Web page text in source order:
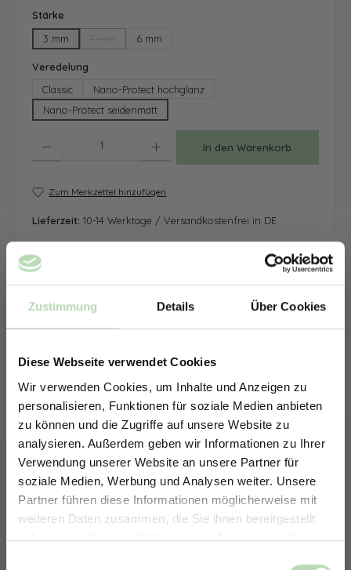
Zustimmung Details Über Cookies
Diese Webseite verwendet Cookies
Wir verwenden Cookies, um Inhalte und Anzeigen zu
personalisieren, Funktionen für soziale Medien anbieten
zu können und die Zugriffe auf unsere Website zu
analysieren. Außerdem geben wir Informationen zu Ihrer
Verwendung unserer Website an unsere Partner für
soziale Medien, Werbung und Analysen weiter. Unsere
Partner führen diese Informationen möglicherweise mit
weiteren Daten zusammen, die Sie ihnen bereitgestellt
haben oder die sie im Rahmen Ihrer Nutzung der Dienste
Stärke
3 mm
(Diese Option ist zurzeit nicht verfügbar.)
6 mm
Veredelung
Classic
Nano-Protect hochglanz
Nano-Protect seidenmatt
In den Warenkorb
Zum Merkzettel hinzufügen
Lieferzeit: 10-14 Werktage / Versandkostenfrei in DE
ERHALTE 5% RABATT AUF
DEINE RÜCKWÄNDE